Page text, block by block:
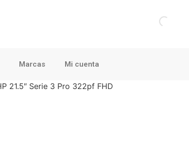
Marcas Mi cuenta
21.5″ Serie 3 Pro 322pf FHD